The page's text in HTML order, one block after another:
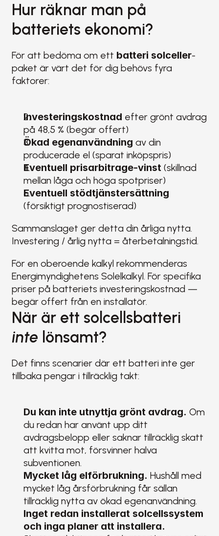
Hur räknar man på
batteriets ekonomi?
För att bedöma om ett batteri solceller-
paket är värt det för dig behövs fyra
faktorer:
Investeringskostnad efter grönt avdrag
på 48,5 % (begär offert)
Ökad egenanvändning av din
producerade el (sparat inköpspris)
Eventuell prisarbitrage-vinst (skillnad
mellan låga och höga spotpriser)
Eventuell stödtjänstersättning
(försiktigt prognostiserad)
Sammanslaget ger detta din årliga nytta.
Investering / årlig nytta = återbetalningstid.
För en oberoende kalkyl rekommenderas
Energimyndighetens Solelkalkyl. För specifika
priser på batteriets investeringskostnad —
begär offert från en installatör.
inte lönsamt?
Det finns scenarier där ett batteri inte ger
tillbaka pengar i tillräcklig takt:
Du kan inte utnyttja grönt avdrag. Om
du redan har använt upp ditt
avdragsbelopp eller saknar tillräcklig skatt
att kvitta mot, försvinner halva
subventionen.
Mycket låg elförbrukning. Hushåll med
mycket låg årsförbrukning får sällan
tillräcklig nytta av ökad egenanvändning.
Inget redan installerat solcellssystem
och inga planer att installera.